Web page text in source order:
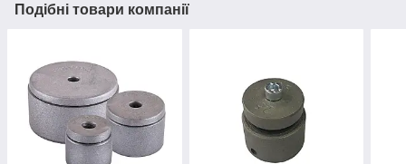
Подібні товари компанії